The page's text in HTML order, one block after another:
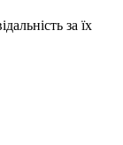
за їх